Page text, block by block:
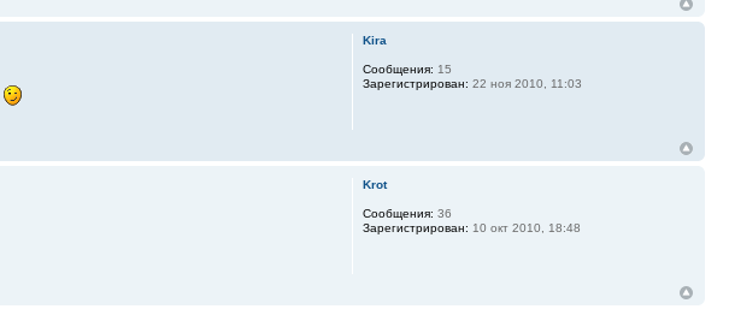
Kira
Сообщения: 15
Зарегистрирован: 22 ноя 2010, 11:03
Krot
Сообщения: 36
Зарегистрирован: 10 окт 2010, 18:48